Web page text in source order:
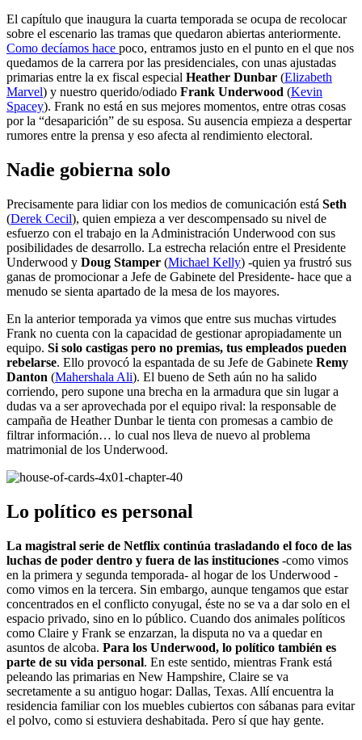
El capítulo que inaugura la cuarta temporada se ocupa de recolocar
sobre el escenario las tramas que quedaron abiertas anteriormente.
Como decíamos hace poco, entramos justo en el punto en el que nos
quedamos de la carrera por las presidenciales, con unas ajustadas
primarias entre la ex fiscal especial Heather Dunbar (Elizabeth
Marvel) y nuestro querido/odiado Frank Underwood (Kevin
Spacey). Frank no está en sus mejores momentos, entre otras cosas
por la “desaparición” de su esposa. Su ausencia empieza a despertar
rumores entre la prensa y eso afecta al rendimiento electoral.
Nadie gobierna solo
Precisamente para lidiar con los medios de comunicación está Seth
(Derek Cecil), quien empieza a ver descompensado su nivel de
esfuerzo con el trabajo en la Administración Underwood con sus
posibilidades de desarrollo. La estrecha relación entre el Presidente
Underwood y Doug Stamper (Michael Kelly) -quien ya frustró sus
ganas de promocionar a Jefe de Gabinete del Presidente- hace que a
menudo se sienta apartado de la mesa de los mayores.
En la anterior temporada ya vimos que entre sus muchas virtudes
Frank no cuenta con la capacidad de gestionar apropiadamente un
equipo. Si solo castigas pero no premias, tus empleados pueden
rebelarse. Ello provocó la espantada de su Jefe de Gabinete Remy
Danton (Mahershala Ali). El bueno de Seth aún no ha salido
corriendo, pero supone una brecha en la armadura que sin lugar a
dudas va a ser aprovechada por el equipo rival: la responsable de
campaña de Heather Dunbar le tienta con promesas a cambio de
filtrar información… lo cual nos lleva de nuevo al problema
matrimonial de los Underwood.
Lo político es personal
La magistral serie de Netflix continúa trasladando el foco de las
luchas de poder dentro y fuera de las instituciones -como vimos
en la primera y segunda temporada- al hogar de los Underwood -
como vimos en la tercera. Sin embargo, aunque tengamos que estar
concentrados en el conflicto conyugal, éste no se va a dar solo en el
espacio privado, sino en lo público. Cuando dos animales políticos
como Claire y Frank se enzarzan, la disputa no va a quedar en
asuntos de alcoba. Para los Underwood, lo político también es
parte de su vida personal. En este sentido, mientras Frank está
peleando las primarias en New Hampshire, Claire se va
secretamente a su antiguo hogar: Dallas, Texas. Allí encuentra la
residencia familiar con los muebles cubiertos con sábanas para evitar
el polvo, como si estuviera deshabitada. Pero sí que hay gente.